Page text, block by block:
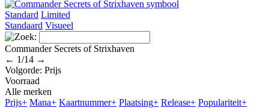
Standard Limited
Standaard Visueel
Commander Secrets of Strixhaven
← 1/14 →
Volgorde: Prijs
Voorraad
Alle merken
Prijs+ Mana+ Kaartnummer+ Plaatsing+ Release+ Populariteit+